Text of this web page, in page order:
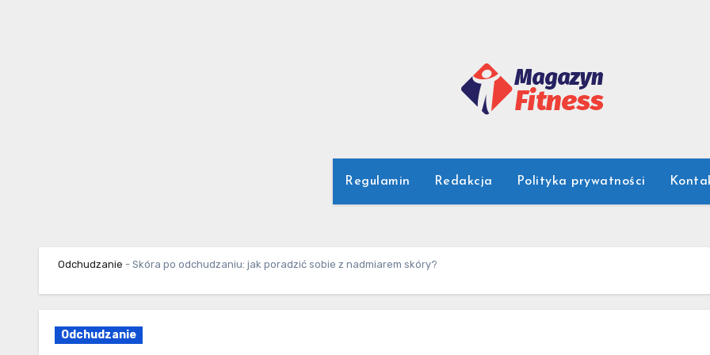
Regulamin Redakcja Polityka prywatności
Odchudzanie - Skóra po odchudzaniu: jak poradzić sobie z nadmiarem skóry?
Odchudzanie